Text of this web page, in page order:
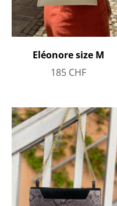
Eléonore size M
185 CHF